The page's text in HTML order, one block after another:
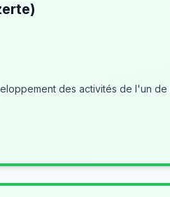
des activités de l'un